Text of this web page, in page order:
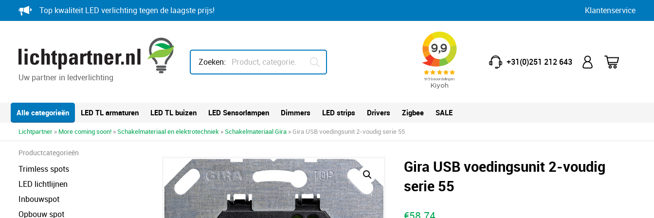
to
Top kwaliteit LED verlichting tegen de laagste prijs! Klantenservice
Uw partner in ledverlichting
Zoeken: +31(0)251 212 643
Alle categorieën LED TL armaturen LED TL buizen LED Sensorlampen Dimmers LED strips Drivers Zigbee SALE
Lichtpartner » More coming soon! » Schakelmateriaal en elektrotechniek » Schakelmateriaal Gira » Gira USB voedingsunit 2-voudig serie 55
Productcategorieën
Trimless spots
LED lichtlijnen
Inbouwspot
Opbouw spot
Gira USB voedingsunit 2-voudig
serie 55